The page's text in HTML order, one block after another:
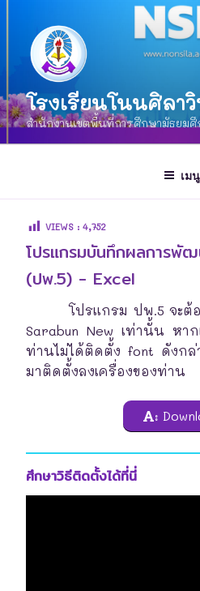
โรงเรียนโนนศิลา
สำนักงานเขตพื้นที่การศึกษามัธยม
เมนู
VIEWS : 4,752
โปรแกรมบันทึกผลการพั
(ปพ.5) - Excel
โปรแกรม ปพ.5 จะต้อง
Sarabun New เท่านั้น หาก
ท่านไม่ได้ติดตั้ง font ดังก
มาติดตั้งลงเครื่องของท่าน
:
ศึกษาวิธีติดตั้งได้ที่นี่